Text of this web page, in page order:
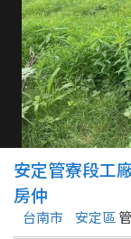
2026 台北降價好屋
2026 台中降價好屋
2026 高雄降價好屋
縣市
台北市
安定管寮段工
房仲
台南市 安定區